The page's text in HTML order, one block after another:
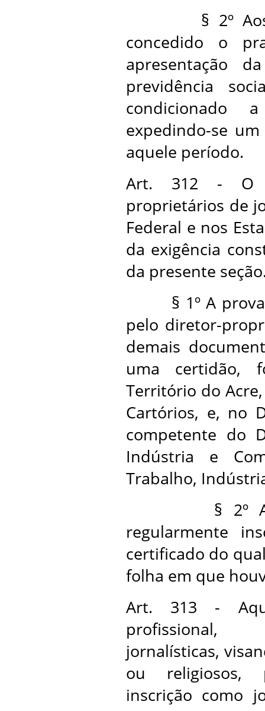
§ 2º Aos
concedido o
apresentação
previdência
condicionado
expedindo-se
aquele período.
Art. 312 - O
proprietários de
Federal e nos
da exigência
da presente
§ 1º A prova
pelo diretor-
demais
uma certidão,
Território do
Cartórios, e, no
competente do
Indústria e
Trabalho,
§ 2º Aos
regularmente
certificado do
folha em que
Art. 313 -
profissional,
jornalísticas,
ou religiosos,
inscrição como